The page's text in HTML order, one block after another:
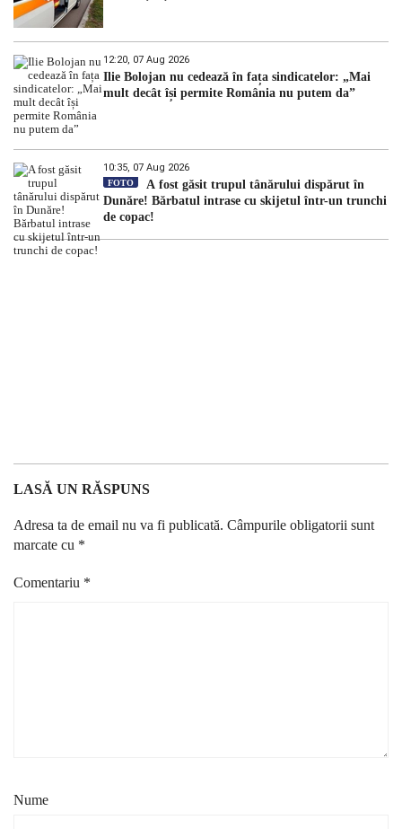
12:20, 07 Aug 2026
Ilie Bolojan nu cedează în fața sindicatelor: „Mai
mult decât își permite România nu putem da”
10:35, 07 Aug 2026
FOTO
A fost găsit trupul tânărului dispărut în
Dunăre! Bărbatul intrase cu skijetul într-un trunchi
de copac!
LASĂ UN RĂSPUNS
Adresa ta de email nu va fi publicată. Câmpurile obligatorii sunt
marcate cu *
Comentariu *
Nume